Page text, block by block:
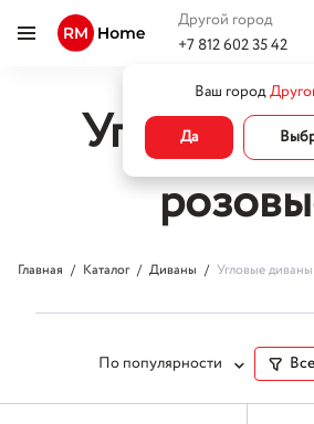
Другой город
+7 812 602 35 42
Ваш город
Да
Угловые
Главная Каталог Диваны Угловые диваны
По популярности